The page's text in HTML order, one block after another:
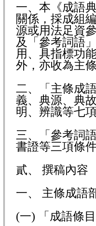
一、本《成語
關係，採成組
源或用法足資
及「參考詞語
用、具指標功
外，亦收為主
二、「主條成
義、典源、典
明、辨識等七
三、「參考詞
書證等三項條件
貳、 撰稿內容
一、 主條成語
(一) 「成語條